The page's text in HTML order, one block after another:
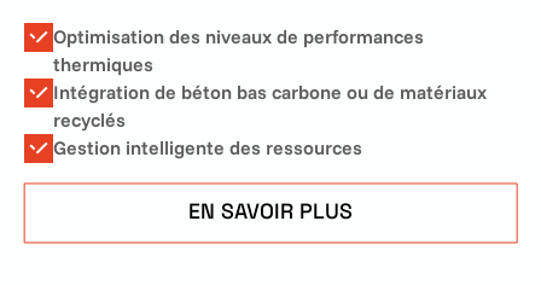
Optimisation des niveaux de performances
thermiques
Intégration de béton bas carbone ou de matériaux
recyclés
Gestion intelligente des ressources
EN SAVOIR PLUS
EN SAVOIR